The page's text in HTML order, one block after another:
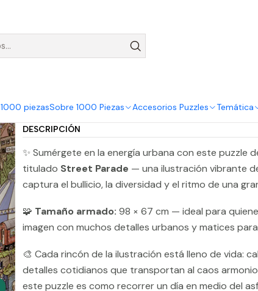
1000 piezasSobre 1000 Piezas Accesorios Puzzles Temática
Puzzle 2000 Piezas |
Cantidad
Comprar ahora
DESCRIPCIÓN
✨ Sumérgete en la energía urbana con este puzzle
titulado Street Parade — una ilustración vibrante
captura el bullicio, la diversidad y el ritmo de una
🧩 Tamaño armado: 98 × 67 cm — ideal para
imagen con muchos detalles urbanos y matices
🎨 Cada rincón de la ilustración está lleno de vida:
detalles cotidianos que transportan al caos
este puzzle es como recorrer un día en medio del